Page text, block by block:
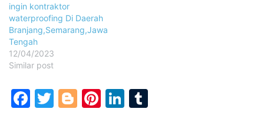
ingin kontraktor
waterproofing Di Daerah
Branjang,Semarang,Jawa
Tengah
12/04/2023
Similar post
Facebook
Twitter
Blogger
Pinterest
LinkedIn